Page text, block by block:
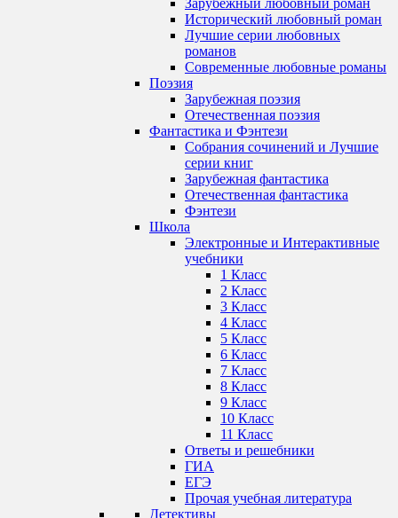
Зарубежный любовный роман
Исторический любовный роман
Лучшие серии любовных
романов
Современные любовные романы
Поэзия
Зарубежная поэзия
Отечественная поэзия
Фантастика и Фэнтези
Собрания сочинений и Лучшие
серии книг
Зарубежная фантастика
Отечественная фантастика
Фэнтези
Школа
Электронные и Интерактивные
учебники
1 Класс
2 Класс
3 Класс
4 Класс
5 Класс
6 Класс
7 Класс
8 Класс
9 Класс
10 Класс
11 Класс
Ответы и решебники
ГИА
ЕГЭ
Прочая учебная литература
Детективы